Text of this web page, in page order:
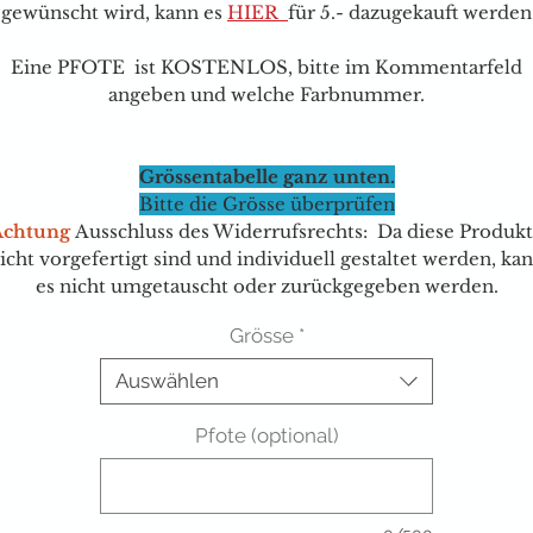
gewünscht wird, kann es HIER für 5.- dazugekauft werden
Eine PFOTE ist KOSTENLOS, bitte im Kommentarfeld
angeben und welche Farbnummer.
Grössentabelle ganz unten.
Bitte die Grösse überprüfen
Ausschluss des Widerrufsrechts: Da diese
vorgefertigt sind und individuell gestaltet werden,
es nicht umgetauscht oder zurückgegeben werden.
Grösse *
Auswählen
Pfote (optional)